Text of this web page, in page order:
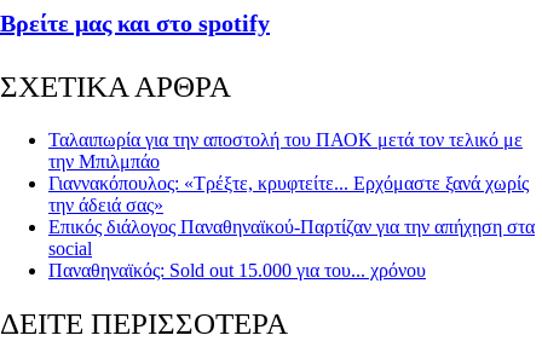
Βρείτε μας και στο spotify
ΣΧΕΤΙΚΑ ΑΡΘΡΑ
Ταλαιπωρία για την αποστολή του ΠΑΟΚ μετά τον τελικό με
την Μπιλμπάο
Γιαννακόπουλος: «Τρέξτε, κρυφτείτε... Ερχόμαστε ξανά χωρίς
την άδειά σας»
Επικός διάλογος Παναθηναϊκού-Παρτίζαν για την απήχηση στα
social
Παναθηναϊκός: Sold out 15.000 για του... χρόνου
ΔΕΙΤΕ ΠΕΡΙΣΣΟΤΕΡΑ